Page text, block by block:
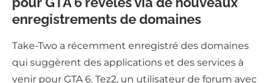
enregistrements de domaines
Take-Two a récemment enregistré des domaines
qui suggèrent des applications et des services à
venir pour GTA 6. Tez2, un utilisateur de forum avec